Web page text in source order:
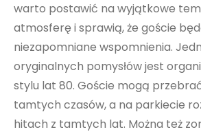
warto postawić na wyjątkowe
atmosferę i sprawią, że goście
niezapomniane wspomnienia.
oryginalnych pomysłów jest
stylu lat 80. Goście mogą
tamtych czasów, a na parkiecie
hitach z tamtych lat. Można też